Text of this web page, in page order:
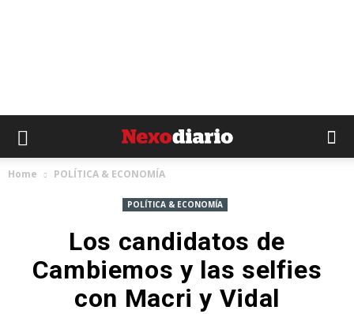
Home POLÍTICA & ECONOMÍA
POLÍTICA & ECONOMÍA
Los candidatos de
Cambiemos y las selfies
con Macri y Vidal